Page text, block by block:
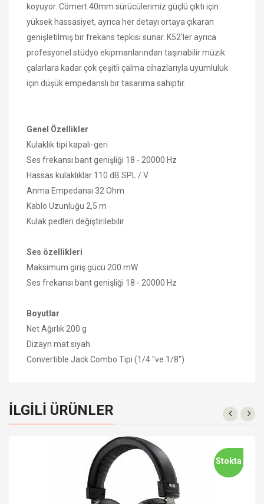
koyuyor. Cömert 40mm sürücülerimiz güçlü çıktı için
yüksek hassasiyet, ayrıca her detayı ortaya çıkaran
genişletilmiş bir frekans tepkisi sunar. K52'ler ayrıca
profesyonel stüdyo ekipmanlarından taşınabilir müzik
çalarlara kadar çok çeşitli çalma cihazlarıyla uyumluluk
için düşük empedanslı bir tasarıma sahiptir.
Genel Özellikler
Kulaklık tipi kapalı-geri
Ses frekansı bant genişliği 18 - 20000 Hz
Hassas kulaklıklar 110 dB SPL / V
Anma Empedansı 32 Ohm
Kablo Uzunluğu 2,5 m
Kulak pedleri değiştirilebilir
Ses özellikleri
Maksimum giriş gücü 200 mW
Ses frekansı bant genişliği 18 - 20000 Hz
Boyutlar
Net Ağırlık 200 g
Dizayn mat siyah
Convertible Jack Combo Tipi (1/4 "ve 1/8")
İLGILI ÜRÜNLER
Stokta